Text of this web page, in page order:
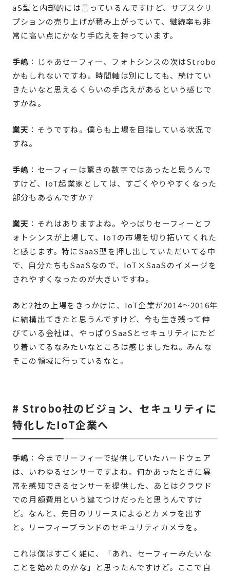
aS型と内部的には言っているんですけど、サブスクリ
プションの売り上げが積み上がっていて、継続率も非
常に高い点にかなり手応えを持っています。
手嶋 ：じゃあセーフィー、フォトシンスの次はStrobo
かもしれないですね。時間軸は別にしても、続けてい
きたいなと思えるくらいの手応えがあるという感じで
すかね。
業天 ：そうですね。僕らも上場を目指している状況で
すね。
手嶋 ：セーフィーは驚きの数字ではあったと思うんで
すけど、IoT起業家としては、すごくやりやすくなった
部分もあるんですか？
業天 ：それはありますよね。やっぱりセーフィーとフ
ォトシンスが上場して、IoTの市場を切り拓いてくれた
と感じます。特にSaaS型を押し出していただいてる中
で、自分たちもSaaSなので、IoT×SaaSのイメージを
されやすくなったのが大きいですね。
あと2社の上場をきっかけに、IoT企業が2014〜2016年
に結構出てきたと思うんですけど、今も生き残って伸
びている会社は、やっぱりSaaSとセキュリティにたど
り着いてるなみたいなところは感じましたね。みんな
そこの領域に行っているなと。
# Strobo社のビジョン、セキュリティに
特化したIoT企業へ
手嶋 ：今までリーフィーで提供していたハードウェア
は、いわゆるセンサーですよね。何かあったときに異
常を感知できるセンサーを提供した、あとはクラウド
での月額費用という建てつけだったと思うんですけ
ど。なんと、先日のリリースによるとカメラを出す
と。リーフィーブランドのセキュリティカメラを。
これは僕はすごく雑に、「あれ、セーフィーみたいな
ことを始めたのかな」と思ったんですけど。ここで自